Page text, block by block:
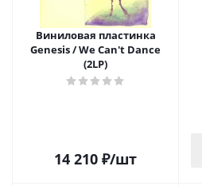
Виниловая пластинка
Genesis / We Can't Dance
(2LP)
14 210 ₽/шт